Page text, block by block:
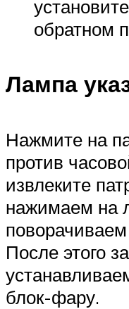
обратном
Лампа
Нажмите на
против
извлеките
нажимаем на
После этого
блок-фару.